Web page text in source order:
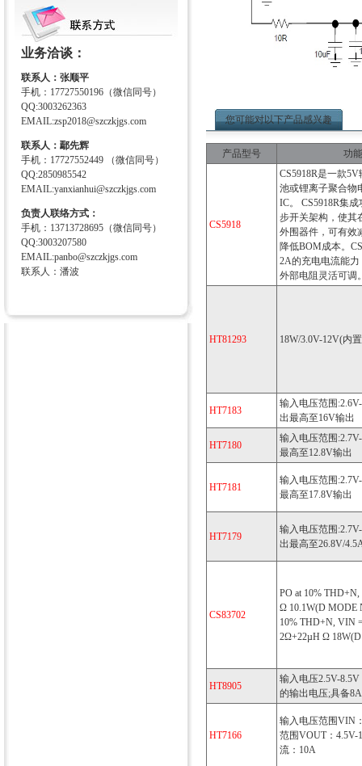
业务洽谈：
联系人：张顺平
手机：17727550196（微信同号）
QQ:3003262363
EMAIL:zsp2018@szczkjgs.com
联系人：鄢先辉
手机：17727552449 （微信同号）
QQ:2850985542
EMAIL:yanxianhui@szczkjgs.com
负责人联络方式：
手机：13713728695（微信同号）
QQ:3003207580
EMAIL:panbo@szczkjgs.com
联系人：潘波
您可能对以下产品感兴趣
产品型号 功
CS5918
CS5918R是一款
池或锂离子聚合物
IC。 CS5918R集
步开关架构，使其
外围器件，可有效
降低BOM成本。
2A的充电电流能
外部电阻灵活可调
HT81293 18W/3.0V-12V(内
HT7183
输入电压范围
出最高至16V输出
HT7180
输入电压范围
最高至12.8V输出
HT7181
输入电压范围
最高至17.8V输出
HT7179
输入电压范围
出最高至26.8V/
CS83702
PO at 10%
Ω 10.1W(D MODE
10% THD+N, VIN
2Ω+22µH Ω
HT8905
输入电压2.5V-
的输出电压;具备
HT7166
输入电压范围VIN
范围VOUT：4.5V-
流：10A